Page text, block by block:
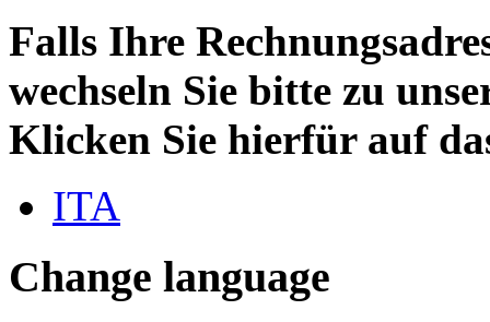
Falls Ihre
wechseln Sie bitte zu
Klicken Sie hierfür auf
ITA
Change language